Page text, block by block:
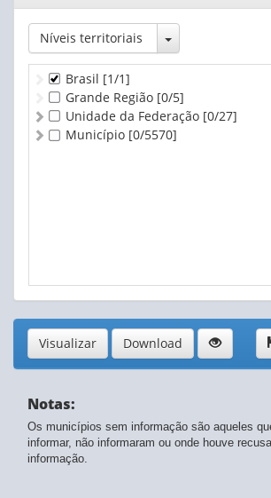
Níveis territoriais Toggle Dropdown
Brasil [1/1]
Grande Região [0/5]
Unidade da Federação [0/27]
Município [0/5570]
Visualizar Download
Notas:
Os municípios sem informação são aqueles
informar, não informaram ou onde houve
informação.